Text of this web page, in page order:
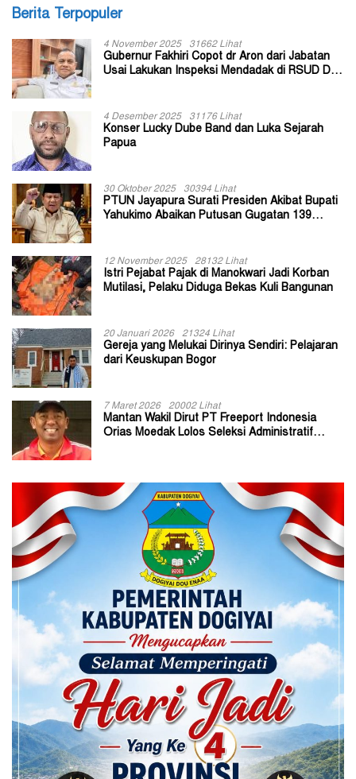
Berita Terpopuler
4 November 2025 31662 Lihat
Gubernur Fakhiri Copot dr Aron dari Jabatan
Usai Lakukan Inspeksi Mendadak di RSUD Dok
4 Desember 2025 31176 Lihat
Konser Lucky Dube Band dan Luka Sejarah
Papua
30 Oktober 2025 30394 Lihat
PTUN Jayapura Surati Presiden Akibat Bupati
Yahukimo Abaikan Putusan Gugatan 139
12 November 2025 28132 Lihat
Istri Pejabat Pajak di Manokwari Jadi Korban
Mutilasi, Pelaku Diduga Bekas Kuli Bangunan
20 Januari 2026 21324 Lihat
Gereja yang Melukai Dirinya Sendiri: Pelajaran
dari Keuskupan Bogor
7 Maret 2026 20002 Lihat
Mantan Wakil Dirut PT Freeport Indonesia
Orias Moedak Lolos Seleksi Administratif